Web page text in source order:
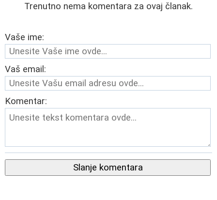
Trenutno nema komentara za ovaj članak.
Vaše ime:
Vaš email:
Komentar:
Slanje komentara